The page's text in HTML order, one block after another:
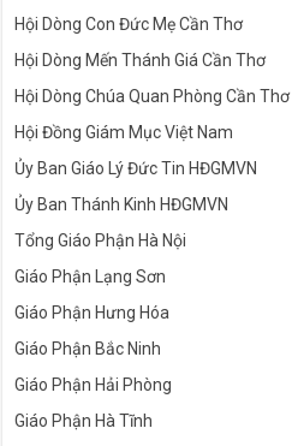
Hội Dòng Con Đức Mẹ Cần Thơ
Hội Dòng Mến Thánh Giá Cần Thơ
Hội Dòng Chúa Quan Phòng Cần Thơ
Hội Đồng Giám Mục Việt Nam
Ủy Ban Giáo Lý Đức Tin HĐGMVN
Ủy Ban Thánh Kinh HĐGMVN
Tổng Giáo Phận Hà Nội
Giáo Phận Lạng Sơn
Giáo Phận Hưng Hóa
Giáo Phận Bắc Ninh
Giáo Phận Hải Phòng
Giáo Phận Hà Tĩnh